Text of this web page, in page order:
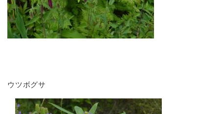
ウツボグサ